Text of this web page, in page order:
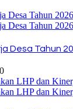
Desa Tahun